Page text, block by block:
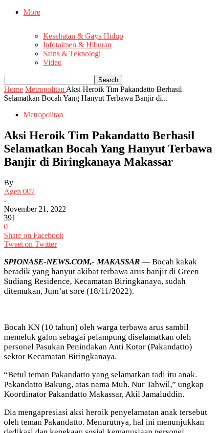
More
Kesehatan & Gaya Hidup
Infotaimen & Hiburan
Sains & Teknologi
Video
Home Metropolitan Aksi Heroik Tim Pakandatto Berhasil
Selamatkan Bocah Yang Hanyut Terbawa Banjir di...
Metropolitan
Aksi Heroik Tim Pakandatto Berhasil
Selamatkan Bocah Yang Hanyut Terbawa
Banjir di Biringkanaya Makassar
By
Agen 007
-
November 21, 2022
391
0
Share on Facebook
Tweet on Twitter
SPIONASE-NEWS.COM,- MAKASSAR — Bocah kakak
beradik yang hanyut akibat terbawa arus banjir di Green
Sudiang Residence, Kecamatan Biringkanaya, sudah
ditemukan, Jum’at sore (18/11/2022).
Bocah KN (10 tahun) oleh warga terbawa arus sambil
memeluk galon sebagai pelampung diselamatkan oleh
personel Pasukan Penindakan Anti Kotor (Pakandatto)
sektor Kecamatan Biringkanaya.
“Betul teman Pakandatto yang selamatkan tadi itu anak.
Pakandatto Bakung, atas nama Muh. Nur Tahwil,” ungkap
Koordinator Pakandatto Makassar, Akil Jamaluddin.
Dia mengapresiasi aksi heroik penyelamatan anak tersebut
oleh teman Pakandatto. Menurutnya, hal ini menunjukkan